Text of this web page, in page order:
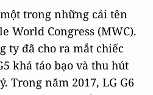
trong những cái tên
World Congress (MWC).
ty đã cho ra mắt chiếc
khá táo bạo và thu hút
Trong năm 2017, LG G6